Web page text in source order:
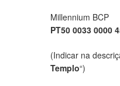
Millennium BCP
PT50 0033 0000
(Indicar na
Templo“)